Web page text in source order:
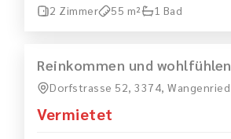
2 Zimmer 55 m² 1 Bad
MIETEN
Reinkommen und wohlfühlen
Dorfstrasse 52, 3374, Wangenried
Vermietet